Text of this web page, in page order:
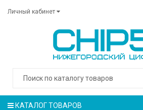
Личный кабинет
КАТАЛОГ ТОВАРОВ